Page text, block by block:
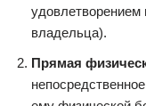
владельца).
Прямая